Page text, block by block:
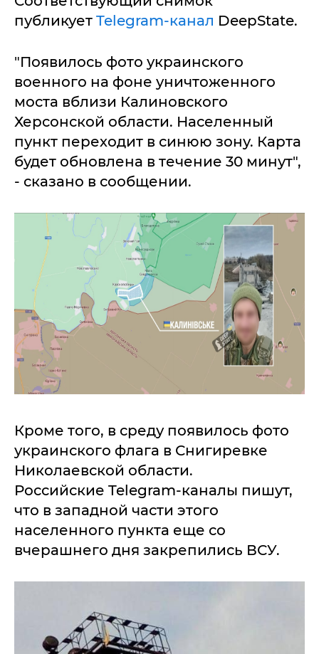
публикует Telegram-канал DeepState.
"Появилось фото украинского
военного на фоне уничтоженного
моста вблизи Калиновского
Херсонской области. Населенный
пункт переходит в синюю зону. Карта
будет обновлена в течение 30 минут",
- сказано в сообщении.
Кроме того, в среду появилось фото
украинского флага в Снигиревке
Николаевской области.
Российские Telegram-каналы пишут,
что в западной части этого
населенного пункта еще со
вчерашнего дня закрепились ВСУ.